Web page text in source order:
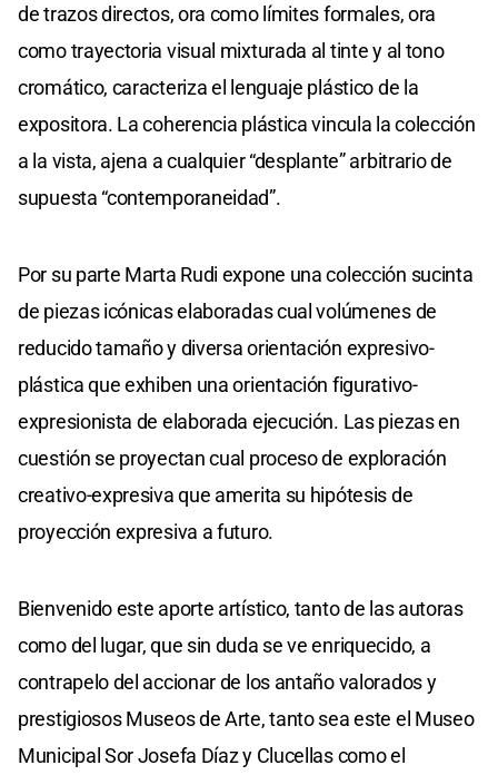
de trazos directos, ora como límites formales, ora
como trayectoria visual mixturada al tinte y al tono
cromático, caracteriza el lenguaje plástico de la
expositora. La coherencia plástica vincula la colección
a la vista, ajena a cualquier “desplante” arbitrario de
supuesta “contemporaneidad”.
Por su parte Marta Rudi expone una colección sucinta
de piezas icónicas elaboradas cual volúmenes de
reducido tamaño y diversa orientación expresivo-
plástica que exhiben una orientación figurativo-
expresionista de elaborada ejecución. Las piezas en
cuestión se proyectan cual proceso de exploración
creativo-expresiva que amerita su hipótesis de
proyección expresiva a futuro.
Bienvenido este aporte artístico, tanto de las autoras
como del lugar, que sin duda se ve enriquecido, a
contrapelo del accionar de los antaño valorados y
prestigiosos Museos de Arte, tanto sea este el Museo
Municipal Sor Josefa Díaz y Clucellas como el